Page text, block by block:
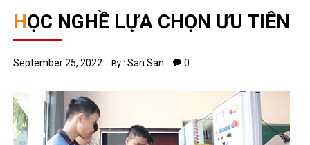
HỌC NGHỀ LỰA CHỌN ƯU TIÊN
September 25, 2022 By :San San 0